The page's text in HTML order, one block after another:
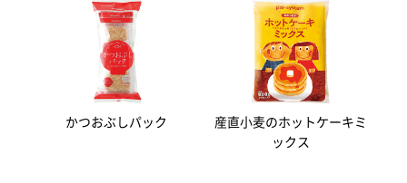
かつおぶしパック
産直小麦のホットケーキミ
ックス